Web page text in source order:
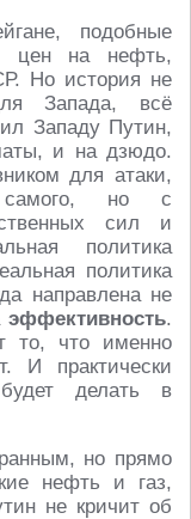
подобные
цен на нефть,
Но история не
Запада, всё
Западу Путин,
и на дзюдо.
для атаки,
самого, но с
сил и
политика
политика
направлена не
эффективность.
то, что именно
И практически
делать в
но прямо
нефть и газ,
не кричит об